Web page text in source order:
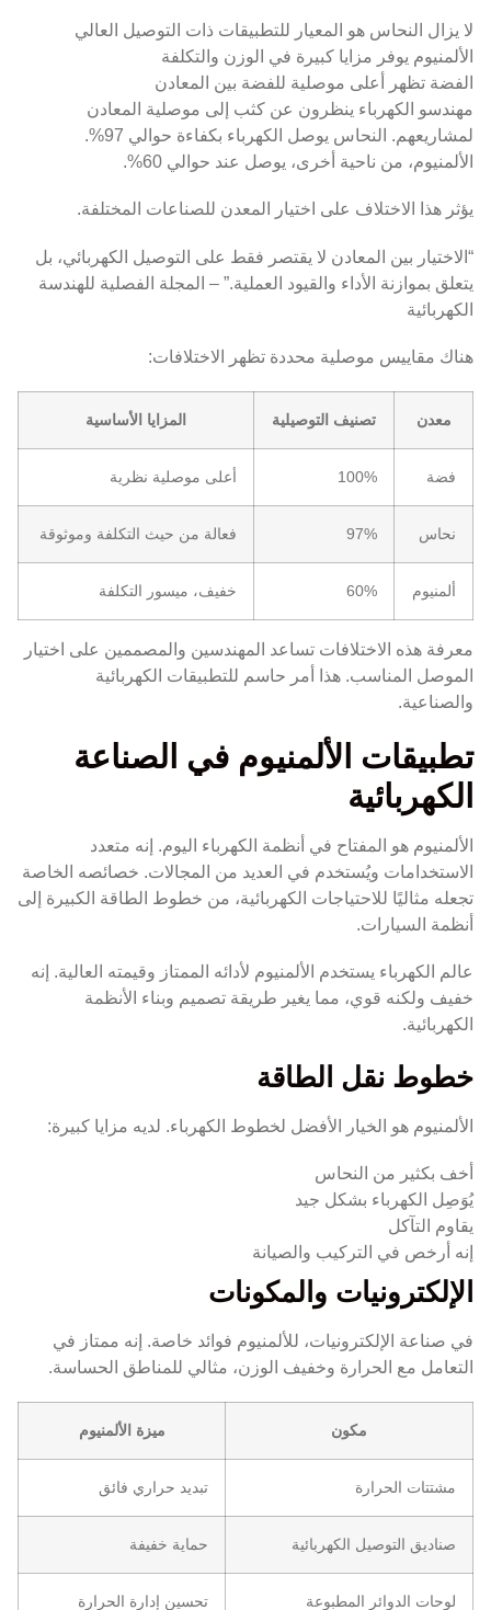
لا يزال النحاس هو المعيار للتطبيقات ذات التوصيل العالي
الألمنيوم يوفر مزايا كبيرة في الوزن والتكلفة
الفضة تظهر أعلى موصلية للفضة بين المعادن
مهندسو الكهرباء ينظرون عن كثب إلى موصلية المعادن
لمشاريعهم. النحاس يوصل الكهرباء بكفاءة حوالي 97%.
الألمنيوم، من ناحية أخرى، يوصل عند حوالي 60%.
يؤثر هذا الاختلاف على اختيار المعدن للصناعات المختلفة.
“الاختيار بين المعادن لا يقتصر فقط على التوصيل الكهربائي، بل
يتعلق بموازنة الأداء والقيود العملية.” – المجلة الفصلية للهندسة
الكهربائية
هناك مقاييس موصلية محددة تظهر الاختلافات:
معدن تصنيف التوصيلية المزايا الأساسية
فضة 100% أعلى موصلية نظرية
نحاس 97% فعالة من حيث التكلفة وموثوقة
ألمنيوم 60% خفيف، ميسور التكلفة
معرفة هذه الاختلافات تساعد المهندسين والمصممين على اختيار
الموصل المناسب. هذا أمر حاسم للتطبيقات الكهربائية
والصناعية.
تطبيقات الألمنيوم في الصناعة
الكهربائية
الألمنيوم هو المفتاح في أنظمة الكهرباء اليوم. إنه متعدد
الاستخدامات ويُستخدم في العديد من المجالات. خصائصه الخاصة
تجعله مثاليًا للاحتياجات الكهربائية، من خطوط الطاقة الكبيرة إلى
أنظمة السيارات.
عالم الكهرباء يستخدم الألمنيوم لأدائه الممتاز وقيمته العالية. إنه
خفيف ولكنه قوي، مما يغير طريقة تصميم وبناء الأنظمة
الكهربائية.
خطوط نقل الطاقة
الألمنيوم هو الخيار الأفضل لخطوط الكهرباء. لديه مزايا كبيرة:
أخف بكثير من النحاس
يُوَصِل الكهرباء بشكل جيد
يقاوم التآكل
إنه أرخص في التركيب والصيانة
الإلكترونيات والمكونات
في صناعة الإلكترونيات، للألمنيوم فوائد خاصة. إنه ممتاز في
التعامل مع الحرارة وخفيف الوزن، مثالي للمناطق الحساسة.
مكون ميزة الألمنيوم
مشتتات الحرارة تبديد حراري فائق
صناديق التوصيل الكهربائية حماية خفيفة
لوحات الدوائر المطبوعة تحسين إدارة الحرارة